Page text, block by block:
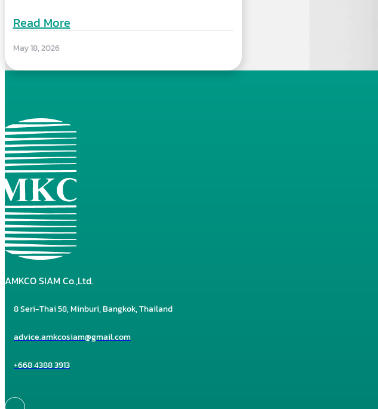
Read More
May 18, 2026
AMKCO SIAM Co.,Ltd.
8 Seri-Thai 58, Minburi, Bangkok, Thailand
advice.amkcosiam@gmail.com
+668 4388 3913